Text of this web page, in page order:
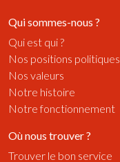
Qui sommes-nous ?
Qui est qui ?
Nos positions politiques
Nos valeurs
Notre histoire
Notre fonctionnement
Où nous trouver ?
Trouver le bon service